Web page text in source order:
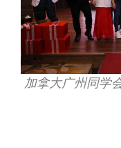
加拿大广州同学